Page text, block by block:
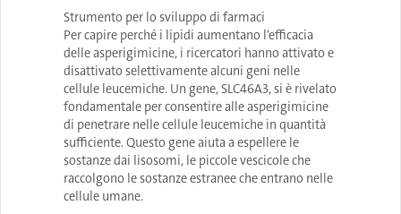
Strumento per lo sviluppo di farmaci
Per capire perché i lipidi aumentano l’efficacia
delle asperigimicine, i ricercatori hanno attivato e
disattivato selettivamente alcuni geni nelle
cellule leucemiche. Un gene, SLC46A3, si è rivelato
fondamentale per consentire alle asperigimicine
di penetrare nelle cellule leucemiche in quantità
sufficiente. Questo gene aiuta a espellere le
sostanze dai lisosomi, le piccole vescicole che
raccolgono le sostanze estranee che entrano nelle
cellule umane.